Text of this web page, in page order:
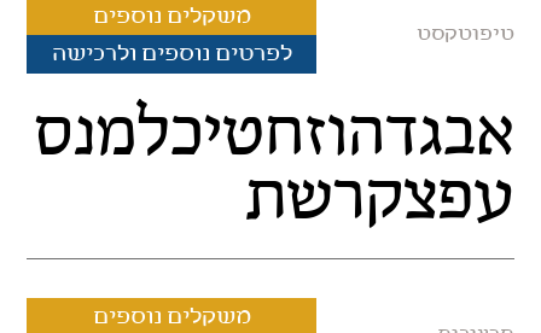
טיפוטקסט
משקלים נוספים
לפרטים נוספים ולרכישה
אבגדהוזחטיכלמנס
עפצקרשת
משקלים נוספים